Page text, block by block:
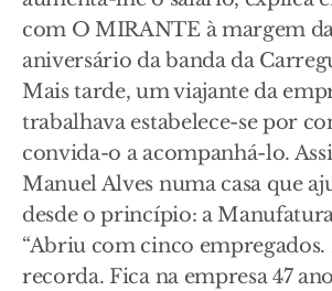
com O MIRANTE à margem
aniversário da banda da
Mais tarde, um viajante da
trabalhava estabelece-se por
convida-o a acompanhá-lo.
Manuel Alves numa casa que
desde o princípio: a
“Abriu com cinco empregados.
recorda. Fica na empresa 47